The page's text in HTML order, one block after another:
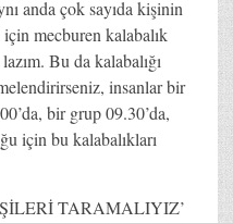
anda çok sayıda kişinin
mecburen kalabalık
Bu da kalabalığı
insanlar bir
bir grup 09.30’da,
için bu kalabalıkları
TARAMALIYIZ’